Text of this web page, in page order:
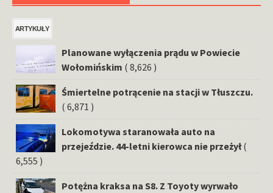
ARTYKUŁY
Planowane wyłączenia prądu w Powiecie
Wołomińskim ( 8,626 )
Śmiertelne potrącenie na stacji w Tłuszczu.
( 6,871 )
Lokomotywa staranowała auto na
przejeździe. 44-letni kierowca nie przeżył (
6,555 )
Potężna kraksa na S8. Z Toyoty wyrwało